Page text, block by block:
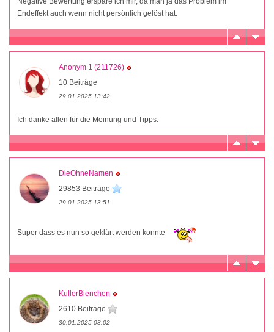
Endeffekt auch wenn nicht persönlich gelöst hat.
Anonym 1 (211726)
10 Beiträge
29.01.2025 13:42
Ich danke allen für die Meinung und Tipps.
DieOhneNamen
29853 Beiträge
29.01.2025 13:51
Super dass es nun so geklärt werden konnte
KullerBienchen
2610 Beiträge
30.01.2025 08:02